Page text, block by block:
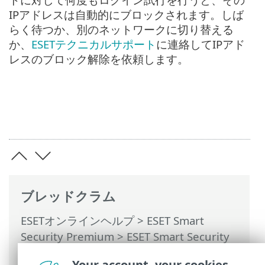
ブレッドクラム
ESETオンラインヘルプ> ESET Smart
Security Premium>ESET Smart Security
IPアドレスは自動的にブロックされます。しば
らく待つか、別のネットワークに切り替える
か、 ESETテクニカルサポート に連絡してIPアド
レスのブロック解除を依頼します。